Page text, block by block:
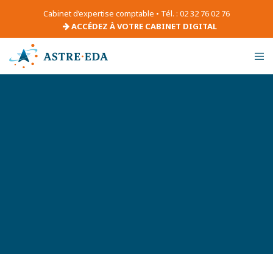
Cabinet d’expertise comptable • Tél. : 02 32 76 02 76
ACCÉDEZ À VOTRE CABINET DIGITAL